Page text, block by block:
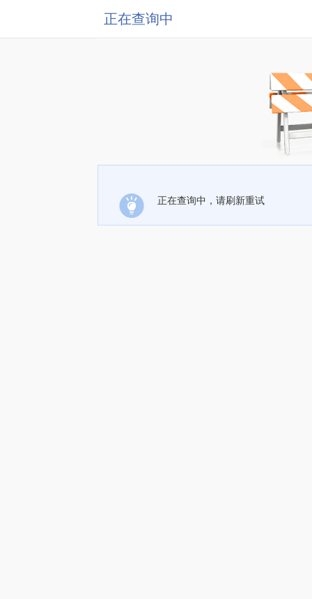
正在查询中
正在查询中，请刷新重试